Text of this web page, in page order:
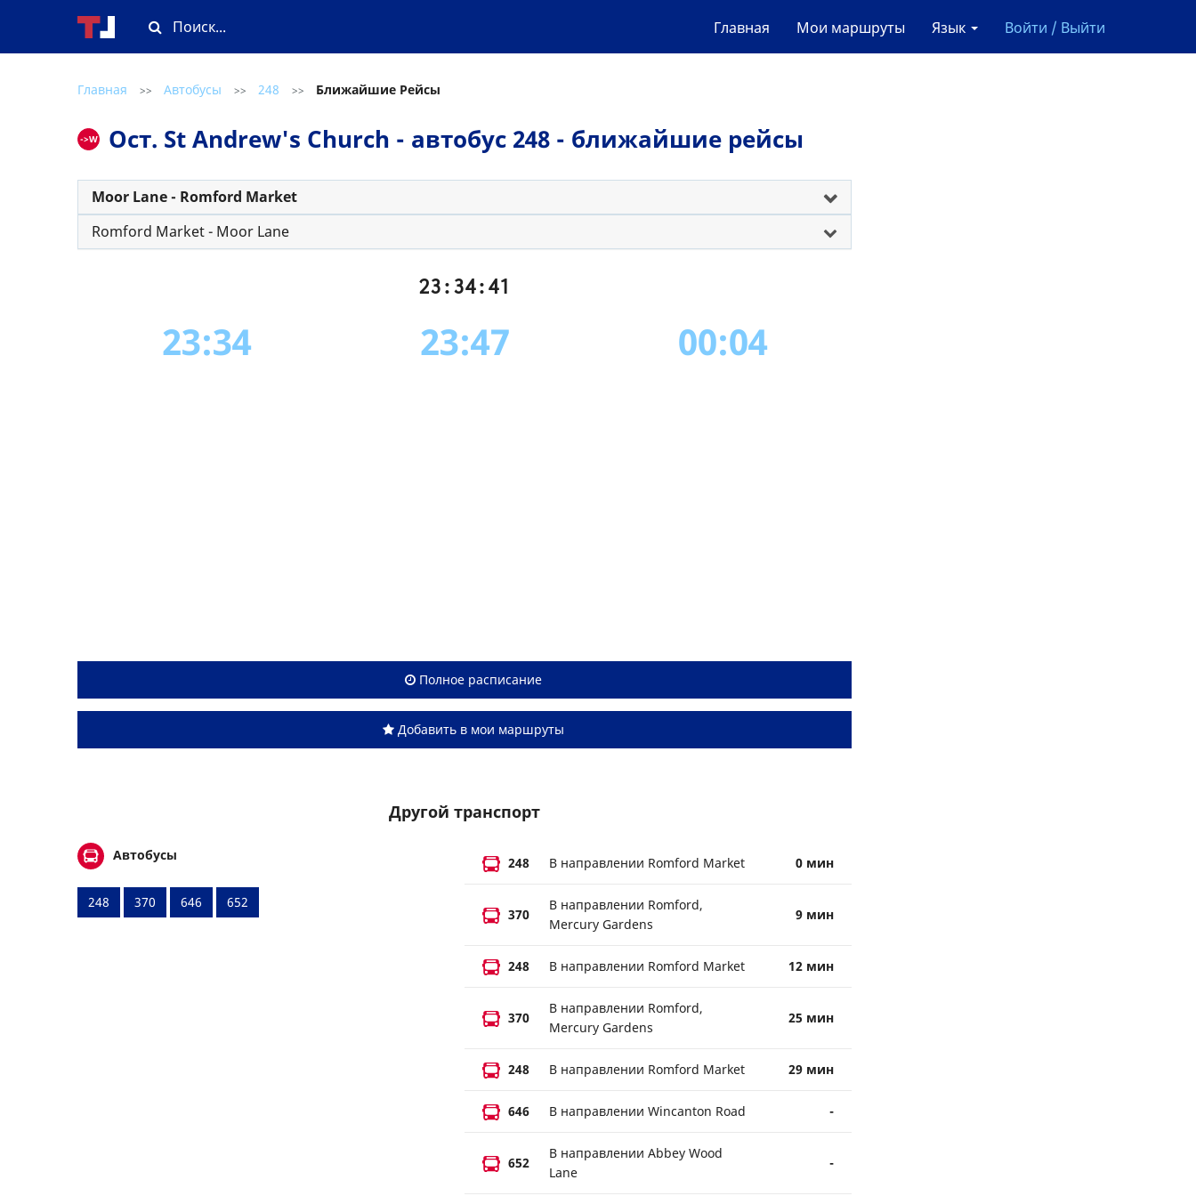
Главная Мои маршруты Язык Войти / Выйти
Главная >> Автобусы >> 248 >> Ближайшие Рейсы
->W Ост. St Andrew's Church - автобус 248 - ближайшие рейсы
Moor Lane - Romford Market
Romford Market - Moor Lane
23:34:42
23:34 23:47 00:04
Полное расписание
Добавить в мои маршруты
Другой транспорт
Автобусы
248 370 646 652
248 В направлении Romford Market 0 мин
370
В направлении Romford,
Mercury Gardens
9 мин
248 В направлении Romford Market 12 мин
370
В направлении Romford,
Mercury Gardens
25 мин
248 В направлении Romford Market 29 мин
646 В направлении Wincanton Road -
652
В направлении Abbey Wood
Lane
-